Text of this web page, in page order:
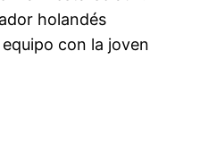
holandés
con la joven